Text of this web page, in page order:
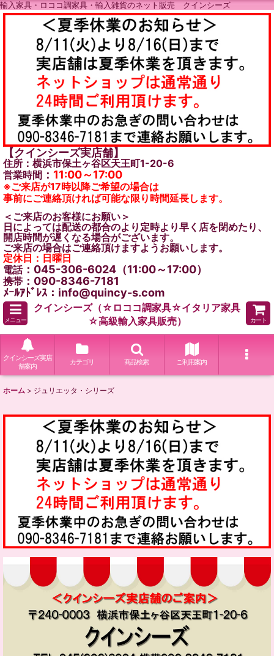
輸入家具・ロココ調家具・輸入雑貨のネット販売 クインシーズ
【クインシーズ実店舗】
住所：横浜市保土ヶ谷区天王町1-20-6
営業時間 ： 11:00～17:00
※ご来店が17時以降ご希望の場合は
事前にご連絡頂ければ可能な限り時間延長します。
＜ご来店のお客様にお願い＞
日によっては配送の都合のより定時より早く店を閉めたり、
開店時間が遅くなる場合がございます。
ご来店の場合はご連絡頂けますようお願いします。
定休日：日曜日
電話：045-306-6024（11:00～17:00）
携帯 ：090-8346-7181
ﾒｰﾙｱﾄﾞﾚｽ：info@quincy-s.com
メニュー
クインシーズ（☆ロココ調家具☆イタリア家具
☆高級輸入家具販売）
カート
クインシーズ実店
舗案内
カテゴリ 商品検索 ご利用案内
ホーム > ジュリエッタ・シリーズ